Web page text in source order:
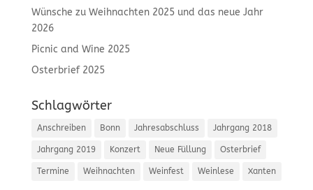
Wünsche zu Weihnachten 2025 und das neue Jahr
2026
Picnic and Wine 2025
Osterbrief 2025
Schlagwörter
Anschreiben Bonn Jahresabschluss Jahrgang 2018
Jahrgang 2019 Konzert Neue Füllung Osterbrief
Termine Weihnachten Weinfest Weinlese Xanten